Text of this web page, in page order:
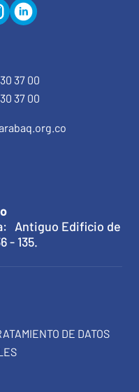
37 00
37 00
Antiguo Edificio de
- 135.
DE DATOS